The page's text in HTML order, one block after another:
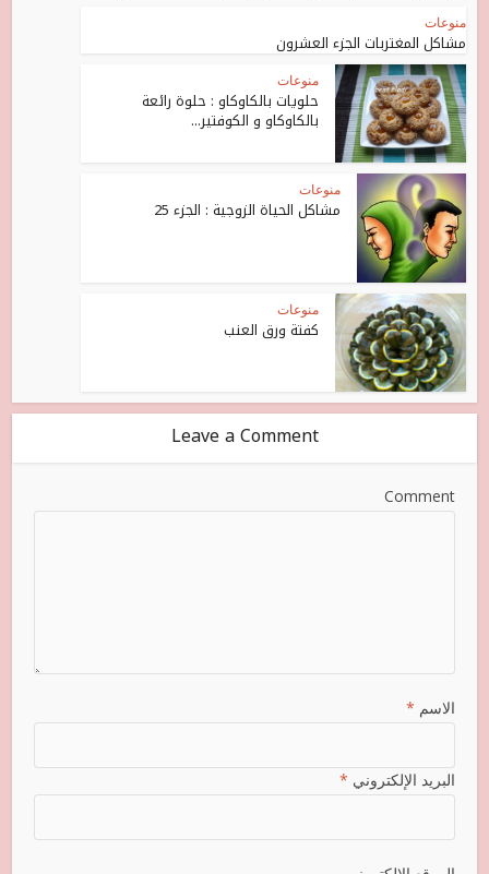
منوعات
مشاكل المغتربات الجزء العشرون
منوعات
حلويات بالكاوكاو : حلوة رائعة
بالكاوكاو و الكوفتير...
منوعات
مشاكل الحياة الزوجية : الجزء 25
منوعات
كفتة ورق العنب
Leave a Comment
Comment
الاسم *
البريد الإلكتروني *